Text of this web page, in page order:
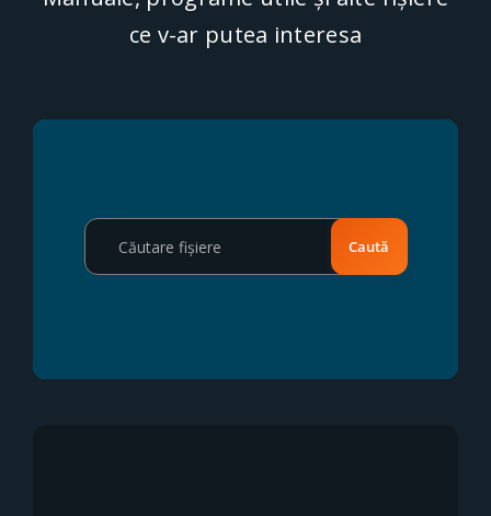
ce v-ar putea interesa